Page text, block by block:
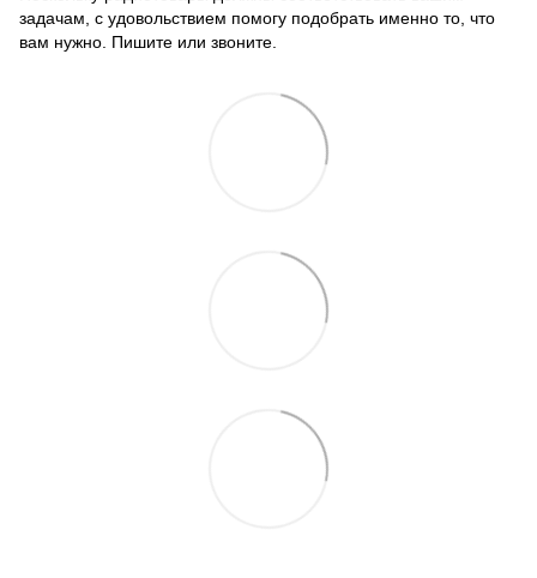
задачам, с удовольствием помогу подобрать именно то, что
вам нужно. Пишите или звоните.